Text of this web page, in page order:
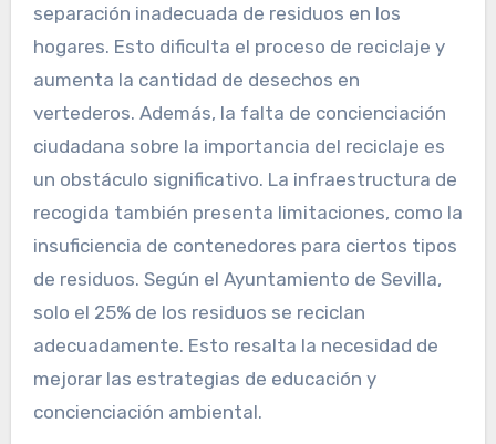
separación inadecuada de residuos en los
hogares. Esto dificulta el proceso de reciclaje y
aumenta la cantidad de desechos en
vertederos. Además, la falta de concienciación
ciudadana sobre la importancia del reciclaje es
un obstáculo significativo. La infraestructura de
recogida también presenta limitaciones, como la
insuficiencia de contenedores para ciertos tipos
de residuos. Según el Ayuntamiento de Sevilla,
solo el 25% de los residuos se reciclan
adecuadamente. Esto resalta la necesidad de
mejorar las estrategias de educación y
concienciación ambiental.